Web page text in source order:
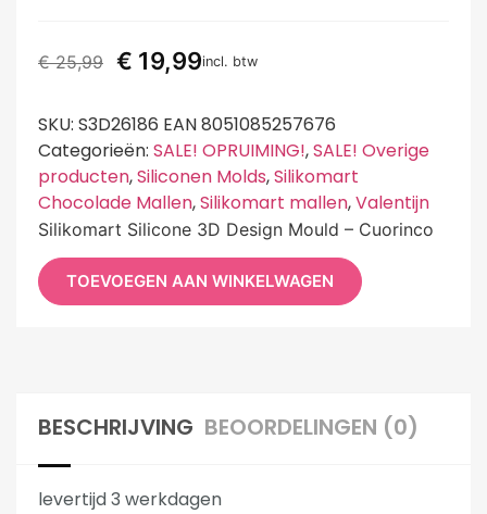
€25,99 € 19,99incl. btw
SKU: S3D26186 EAN 8051085257676
Categorieën: SALE! OPRUIMING!,SALE! Overige
producten,Siliconen Molds,Silikomart
Chocolade Mallen,Silikomart mallen,Valentijn
Silikomart Silicone 3D Design Mould – Cuorinco
TOEVOEGEN AAN WINKELWAGEN
BESCHRIJVING BEOORDELINGEN (0)
levertijd 3 werkdagen